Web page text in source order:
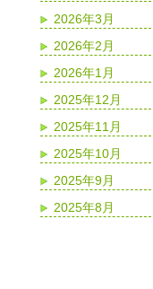
2026年3月
2026年2月
2026年1月
2025年12月
2025年11月
2025年10月
2025年9月
2025年8月